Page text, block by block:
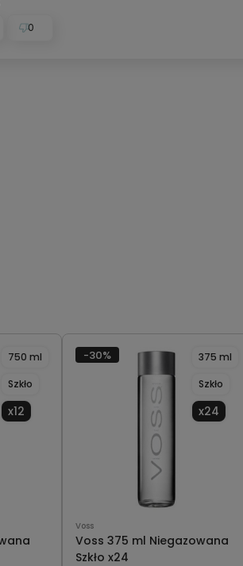
0
750 ml
Szkło
x12
Voss
Voss 375 ml Niegazowana
Szkło x24
375 ml
Szkło
x24
-30%